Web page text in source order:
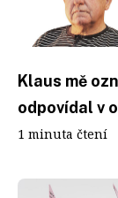
Klaus mě
odpovídal v
1 minuta čtení